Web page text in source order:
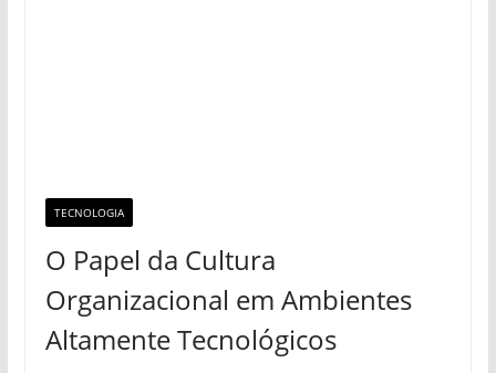
TECNOLOGIA
O Papel da Cultura
Organizacional em Ambientes
Altamente Tecnológicos